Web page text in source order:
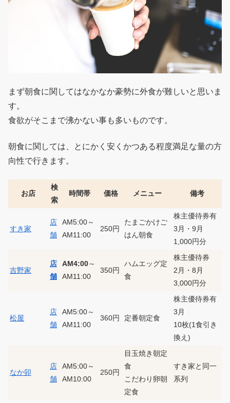
まず朝食に関してはなかなか豪勢に外食が難しいと思いま
す。
食欲がそこまで沸かない事も多いものです。
朝食に関しては、とにかく安くかつある程度満足な量の方
向性で行きます。
お店
検
索
時間帯 価格 メニュー 備考
すき家
店
舗
AM5:00～
AM11:00
250円
たまごかけご
はん朝食
株主優待券有
3月・9月
1,000円分
吉野家
店
舗
AM4:00～
AM11:00
350円
ハムエッグ定
食
株主優待券
2月・8月
3,000円分
松屋
店
舗
AM5:00～
AM11:00
360円 定番朝定食
株主優待券有
3月
10枚(1食引き
換え)
なか卯
店
舗
AM5:00～
AM10:00
250円
目玉焼き朝定
食
こだわり卵朝
定食
すき家と同一
系列